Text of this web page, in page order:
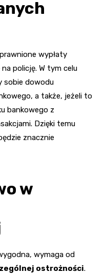
wypłaty
policję. W tym celu
sobie dowodu
a także, jeżeli to
bankowego z
Dzięki temu
znacznie
w
wymaga od
ostrożności.